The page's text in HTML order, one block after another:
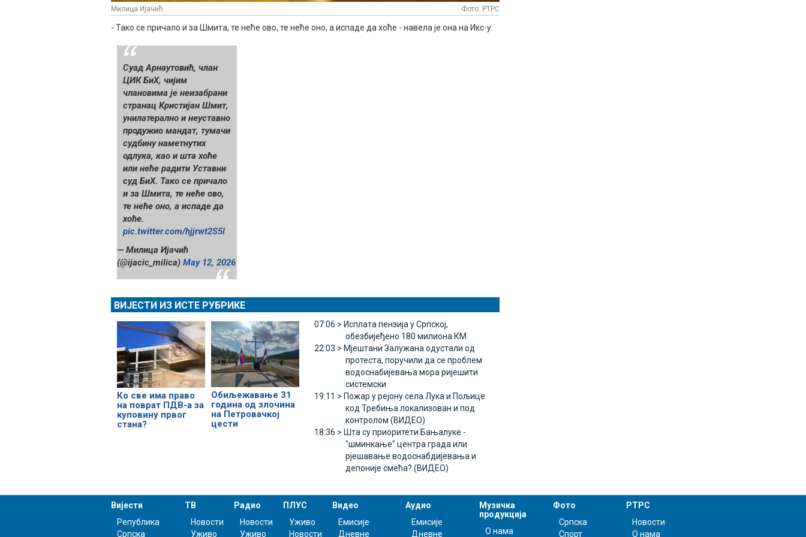
Милица Ијачић Фото: РТРС
- Тако се причало и за Шмита, те неће ово, те неће оно, а испаде да хоће - навела је она на Икс-у.
Суад Арнаутовић, члан
ЦИК БиХ, чијим
члановима је неизабрани
странац Kристијан Шмит,
унилатерално и неуставно
продужио мандат, тумачи
судбину наметнутих
одлука, као и шта хоће
или неће радити Уставни
суд БиХ. Тако се причало
и за Шмита, те неће ово,
те неће оно, а испаде да
хоће.
pic.twitter.com/hjjrwt2S5l
— Милица Ијачић
(@ijacic_milica) May 12, 2026
ВИЈЕСТИ ИЗ ИСТЕ РУБРИКЕ
Ко све има право
на поврат ПДВ-а за
куповину првог
стана?
Обиљежавање 31
година од злочина
на Петровачкој
цести
07:06 > Исплата пензија у Српској,
обезбијеђено 180 милиона КМ
22:03 > Мјештани Залужана одустали од
протеста, поручили да се проблем
водоснабијевања мора ријешити
системски
19:11 > Пожар у рејону села Лука и Пољице
код Требиња локализован и под
контролом (ВИДЕО)
18:36 > Шта су приоритети Бањалуке -
"шминкање" центра града или
рјешавање водоснабдијевања и
депоније смећа? (ВИДЕО)
Вијести
Република
Српска
ТВ
Новости
Уживо
Радио
Новости
Уживо
ПЛУС
Уживо
Новости
Видео
Емисије
Дневне
Аудио
Емисије
Дневне
Музичка
продукција
О нама
Фото
Српска
Спорт
РТРС
Новости
О нама